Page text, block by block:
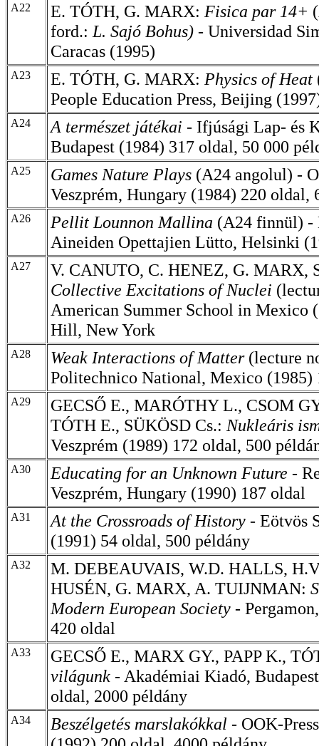
A22 E. TÓTH, G. MARX: Fisica par 14+
ford.: L. Sajó Bohus) - Universidad
Caracas (1995)
A23 E. TÓTH, G. MARX: Physics of Heat
People Education Press, Beijing
A24 A természet játékai - Ifjúsági Lap- és
Budapest (1984) 317 oldal, 50 000
A25 Games Nature Plays (A24 angolul) -
Veszprém, Hungary (1984) 220 oldal,
A26 Pellit Lounnon Mallina (A24 finnül) -
Aineiden Opettajien Lütto, Helsinki
A27
V. CANUTO, C. HENEZ, G. MARX,
Collective Excitations of Nuclei
American Summer School in Mexico
Hill, New York
A28 Weak Interactions of Matter (lecture
Politechnico National, Mexico (1985)
A29
GECSŐ E., MARÓTHY L., CSOM
TÓTH E., SÜKÖSD Cs.: Nukleáris
Veszprém (1989) 172 oldal, 500
A30 Educating for an Unknown Future -
Veszprém, Hungary (1990) 187 oldal
A31 At the Crossroads of History - Eötvös
(1991) 54 oldal, 500 példány
A32
M. DEBEAUVAIS, W.D. HALLS,
HUSÉN, G. MARX, A. TUIJNMAN:
Modern European Society -
420 oldal
A33
GECSŐ E., MARX GY., PAPP K.,
világunk - Akadémiai Kiadó,
oldal, 2000 példány
A34 Beszélgetés marslakókkal - OOK-